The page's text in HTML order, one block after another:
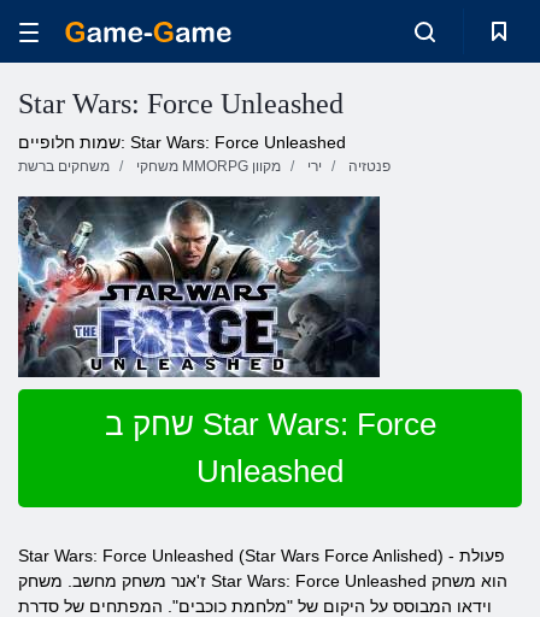
Star Wars: Force Unleashed
שמות חלופיים: Star Wars: Force Unleashed
משחקים ברשת משחקי MMORPG מקוון ירי פנטזיה
שחק ב Star Wars: Force
Unleashed
Star Wars: Force Unleashed (Star Wars Force Anlished) - פעולת
ז'אנר משחק מחשב. משחק Star Wars: Force Unleashed הוא משחק
וידאו המבוסס על היקום של "מלחמת כוכבים". המפתחים של סדרת